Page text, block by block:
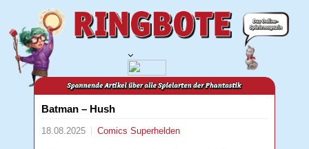
Batman – Hush
18.08.2025 ComicsSuperhelden